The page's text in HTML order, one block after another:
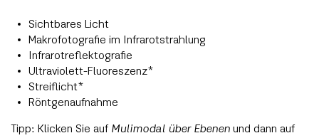
Sichtbares Licht
Makrofotografie im Infrarotstrahlung
Infrarotreflektografie
Ultraviolett-Fluoreszenz*
Streiflicht*
Röntgenaufnahme
Tipp: Klicken Sie auf Mulimodal über Ebenen und dann auf